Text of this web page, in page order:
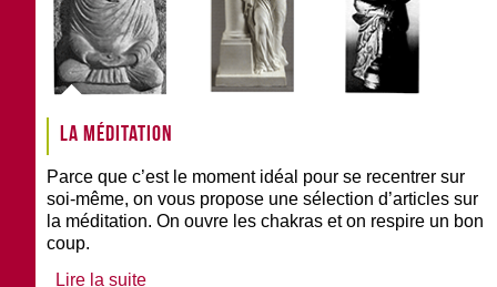
La méditation
Parce que c’est le moment idéal pour se recentrer sur
soi-même, on vous propose une sélection d’articles sur
la méditation. On ouvre les chakras et on respire un bon
coup.
Lire la suite